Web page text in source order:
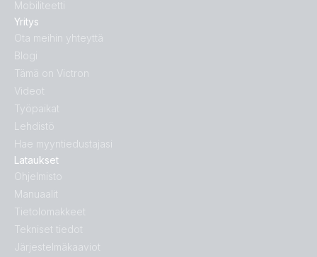
Lataukset
Ohjelmisto
Manuaalit
Tietolomakkeet
Tekniset tiedot
Järjestelmäkaaviot
Mobiliteetti
Yritys
Ota meihin yhteyttä
Blogi
Tämä on Victron
Videot
Työpaikat
Lehdistö
Hae myyntiedustajasi